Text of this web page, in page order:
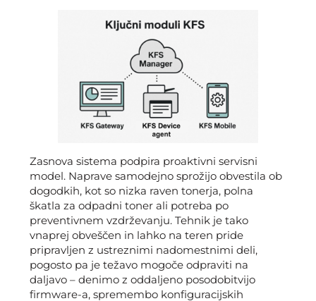
Zasnova sistema podpira proaktivni servisni
model. Naprave samodejno sprožijo obvestila ob
dogodkih, kot so nizka raven tonerja, polna
škatla za odpadni toner ali potreba po
preventivnem vzdrževanju. Tehnik je tako
vnaprej obveščen in lahko na teren pride
pripravljen z ustreznimi nadomestnimi deli,
pogosto pa je težavo mogoče odpraviti na
daljavo – denimo z oddaljeno posodobitvijo
firmware-a, spremembo konfiguracijskih